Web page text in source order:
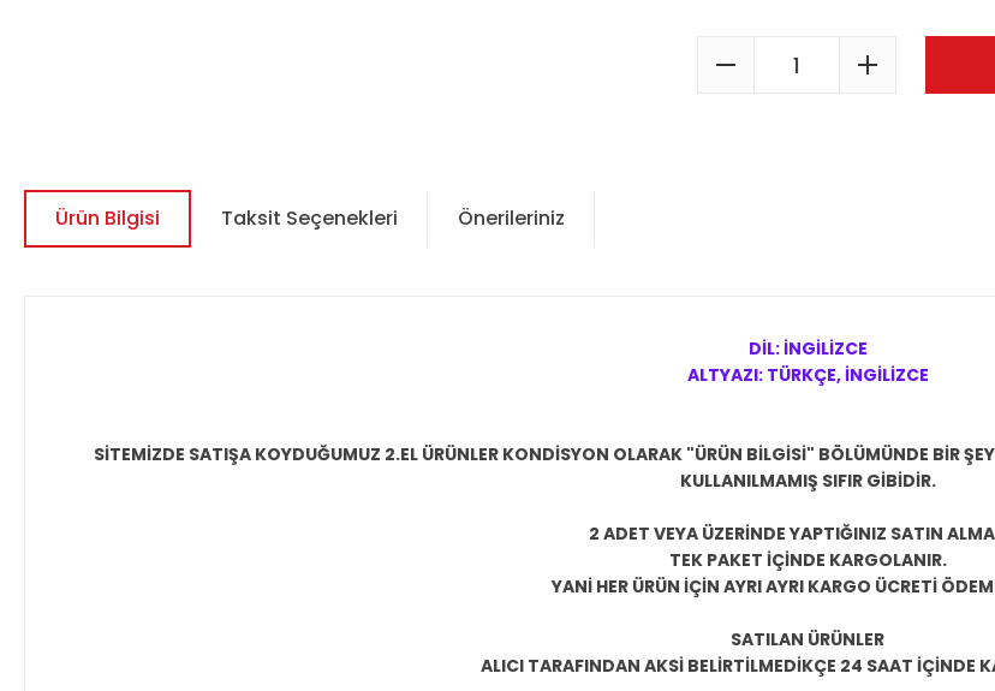
Ürün Bilgisi Taksit Seçenekleri Önerileriniz
DİL: İNGİLİZCE
ALTYAZI: TÜRKÇE, İNGİLİZCE
SİTEMİZDE SATIŞA KOYDUĞUMUZ 2.EL ÜRÜNLER KONDİSYON OLARAK "ÜRÜN BİLGİSİ" BÖLÜMÜNDE BİR
KULLANILMAMIŞ SIFIR GİBİDİR.
2 ADET VEYA ÜZERİNDE YAPTIĞINIZ SATIN
TEK PAKET İÇİNDE KARGOLANIR.
YANİ HER ÜRÜN İÇİN AYRI AYRI KARGO ÜCRETİ
SATILAN ÜRÜNLER
ALICI TARAFINDAN AKSİ BELİRTİLMEDİKÇE 24 SAAT İÇİNDE